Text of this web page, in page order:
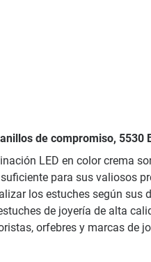
de compromiso,
LED en color crema
para sus valiosos
los estuches según
de joyería de alta
orfebres y marcas